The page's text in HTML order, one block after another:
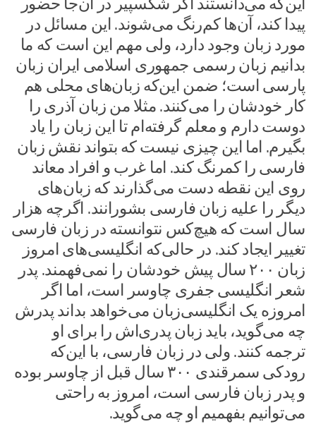
این‌که می‌دانستند اگر شکسپیر در آن‌جا حضور
پیدا کند، آن‌ها کم‌رنگ می‌شوند. این مسائل در
مورد زبان وجود دارد، ولی مهم این است که ما
بدانیم زبان رسمی جمهوری اسلامی ایران زبان
پارسی است؛ ضمن این‌که زبان‌های محلی هم
کار خودشان را می‌کنند. مثلا من زبان آذری را
دوست دارم و معلم گرفته‌ام تا این زبان را یاد
بگیرم. اما این چیزی نیست که بتواند نقش زبان
فارسی را کمرنگ کند. اما غرب و افراد معاند
روی این نقطه دست می‌گذارند که زبان‌های
دیگر را علیه زبان فارسی بشورانند. اگرچه هزار
سال است که هیچ‌کس نتوانسته در زبان فارسی
تغییر ایجاد کند. در حالی‌که انگلیسی‌های امروز
زبان ۲۰۰ سال پیش خودشان را نمی‌فهمند. پدر
شعر انگلیسی جفری چاوسر است، اما اگر
امروزه یک انگلیسی‌زبان می‌خواهد بداند پدرش
چه می‌گوید، باید زبان پدری‌اش را برای او
ترجمه کنند. ولی در زبان فارسی، با این‌که
رودکی سمرقندی ۳۰۰ سال قبل از چاوسر بوده
و پدر زبان فارسی است، امروز به راحتی
می‌توانیم بفهمیم او چه می‌گوید.